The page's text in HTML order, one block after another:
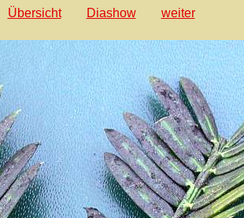
Übersicht Diashow weiter